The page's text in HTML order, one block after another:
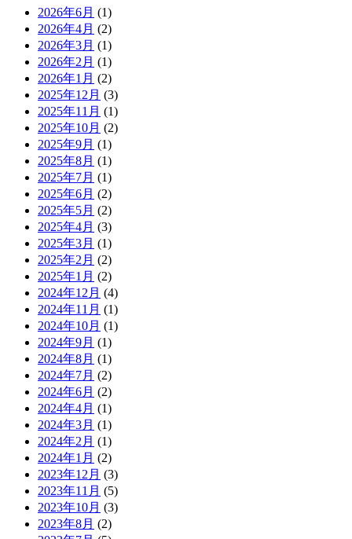
2026年6月 (1)
2026年4月 (2)
2026年3月 (1)
2026年2月 (1)
2026年1月 (2)
2025年12月 (3)
2025年11月 (1)
2025年10月 (2)
2025年9月 (1)
2025年8月 (1)
2025年7月 (1)
2025年6月 (2)
2025年5月 (2)
2025年4月 (3)
2025年3月 (1)
2025年2月 (2)
2025年1月 (2)
2024年12月 (4)
2024年11月 (1)
2024年10月 (1)
2024年9月 (1)
2024年8月 (1)
2024年7月 (2)
2024年6月 (2)
2024年4月 (1)
2024年3月 (1)
2024年2月 (1)
2024年1月 (2)
2023年12月 (3)
2023年11月 (5)
2023年10月 (3)
2023年8月 (2)